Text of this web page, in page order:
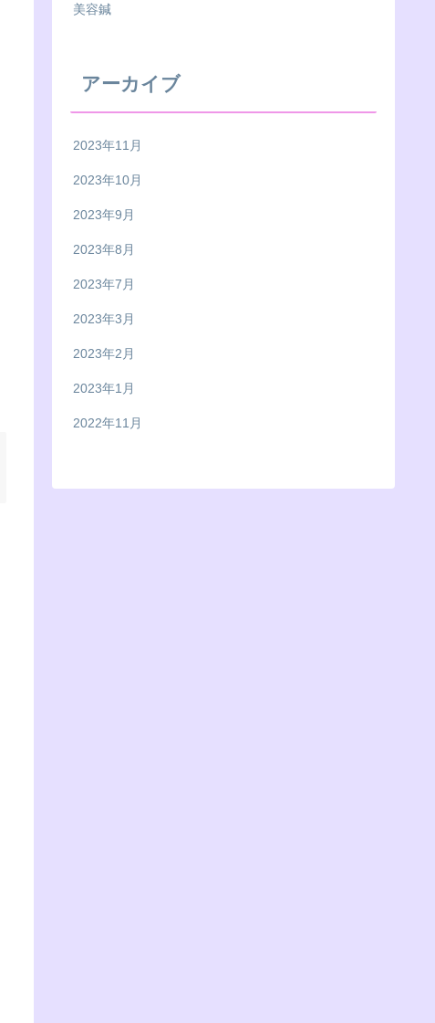
美容鍼
アーカイブ
2023年11月
2023年10月
2023年9月
2023年8月
2023年7月
2023年3月
2023年2月
2023年1月
2022年11月